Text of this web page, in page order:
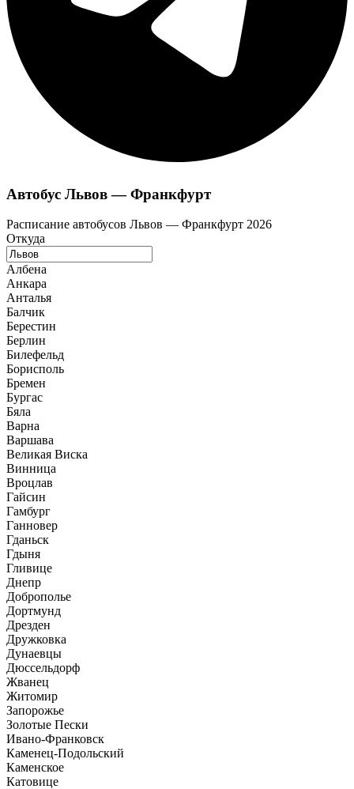
Автобус Львов — Франкфурт
Расписание автобусов Львов — Франкфурт 2026
Откуда
Албена
Анкара
Анталья
Балчик
Берестин
Берлин
Билефельд
Борисполь
Бремен
Бургас
Бяла
Варна
Варшава
Великая Виска
Винница
Вроцлав
Гайсин
Гамбург
Ганновер
Гданьск
Гдыня
Гливице
Днепр
Доброполье
Дортмунд
Дрезден
Дружковка
Дунаевцы
Дюссельдорф
Жванец
Житомир
Запорожье
Золотые Пески
Ивано-Франковск
Каменец-Подольский
Каменское
Катовице